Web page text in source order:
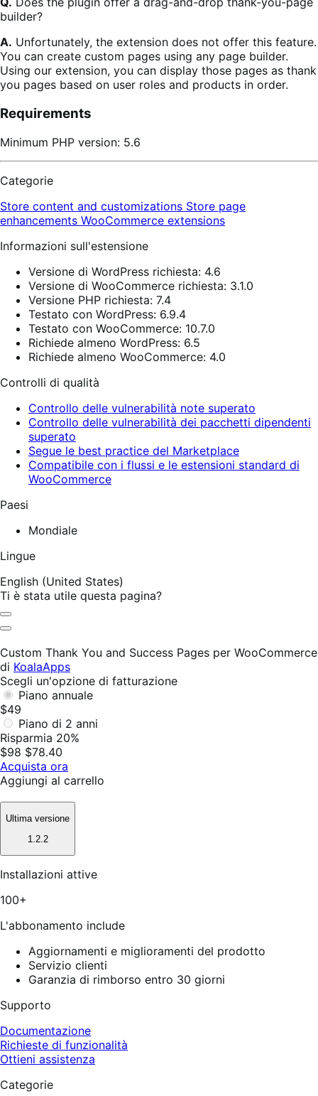
builder?
A. Unfortunately, the extension does not offer this feature.
You can create custom pages using any page builder.
Using our extension, you can display those pages as thank
you pages based on user roles and products in order.
Requirements
Minimum PHP version: 5.6
Categorie
Store content and customizations Store page
enhancements WooCommerce extensions
Informazioni sull'estensione
Versione di WordPress richiesta: 4.6
Versione di WooCommerce richiesta: 3.1.0
Versione PHP richiesta: 7.4
Testato con WordPress: 6.9.4
Testato con WooCommerce: 10.7.0
Richiede almeno WordPress: 6.5
Richiede almeno WooCommerce: 4.0
Controlli di qualità
Controllo delle vulnerabilità note superato
Controllo delle vulnerabilità dei pacchetti dipendenti
superato
Segue le best practice del Marketplace
Compatibile con i flussi e le estensioni standard di
WooCommerce
Paesi
Mondiale
Lingue
English (United States)
Ti è stata utile questa pagina?
Utile
Non
Custom Thank You and Success Pages per WooCommerce
di KoalaApps
Scegli un'opzione di fatturazione
Piano annuale
$49
Piano di 2 anni
Risparmia 20%
$98 $78.40
Acquista ora
Aggiungi al carrello
Ultima versione
1.2.2
Installazioni attive
100+
L'abbonamento include
Aggiornamenti e miglioramenti del prodotto
Servizio clienti
Garanzia di rimborso entro 30 giorni
Supporto
Documentazione
Richieste di funzionalità
Ottieni assistenza
Categorie